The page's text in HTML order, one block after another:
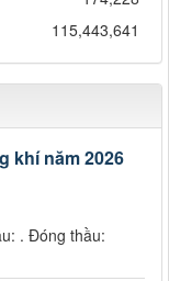
115,443,641
khí năm 2026
. Đóng thầu: